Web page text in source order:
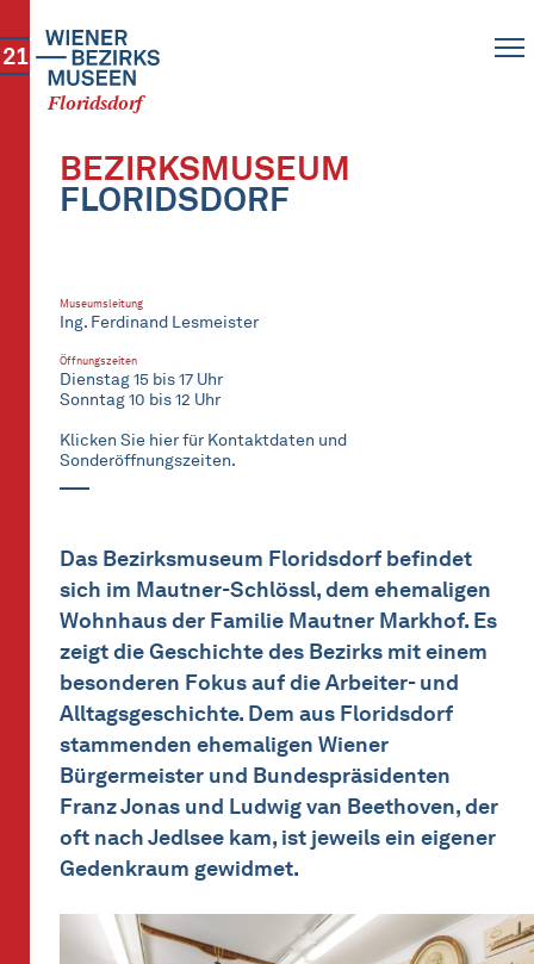
Floridsdorf
21
BEZIRKSMUSEUM
FLORIDSDORF
Museumsleitung
Ing. Ferdinand Lesmeister
Öffnungszeiten
Dienstag 15 bis 17 Uhr
Sonntag 10 bis 12 Uhr
Klicken Sie hier für Kontaktdaten und
Sonderöffnungszeiten.
Das Bezirksmuseum Floridsdorf befindet
sich im Mautner-Schlössl, dem ehemaligen
Wohnhaus der Familie Mautner Markhof. Es
zeigt die Geschichte des Bezirks mit einem
besonderen Fokus auf die Arbeiter- und
Alltagsgeschichte. Dem aus Floridsdorf
stammenden ehemaligen Wiener
Bürgermeister und Bundespräsidenten
Franz Jonas und Ludwig van Beethoven, der
oft nach Jedlsee kam, ist jeweils ein eigener
Gedenkraum gewidmet.